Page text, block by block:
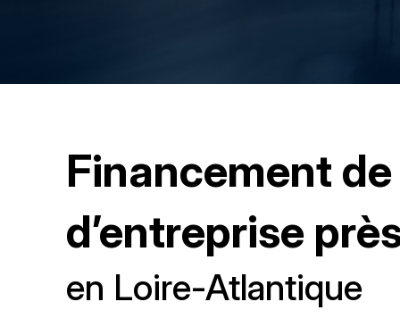
Financement
d’entreprise
en Loire-Atlantique